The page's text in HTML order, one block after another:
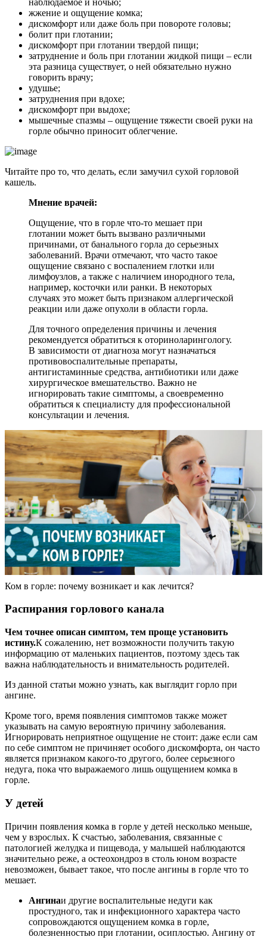
жжение и ощущение комка;
дискомфорт или даже боль при повороте головы;
болит при глотании;
дискомфорт при глотании твердой пищи;
затруднение и боль при глотании жидкой пищи – если
эта разница существует, о ней обязательно нужно
говорить врачу;
удушье;
затруднения при вдохе;
дискомфорт при выдохе;
мышечные спазмы – ощущение тяжести своей руки на
горле обычно приносит облегчение.
Читайте про то, что делать, если замучил сухой горловой
кашель.
Мнение врачей:
Ощущение, что в горле что-то мешает при
глотании может быть вызвано различными
причинами, от банального горла до серьезных
заболеваний. Врачи отмечают, что часто такое
ощущение связано с воспалением глотки или
лимфоузлов, а также с наличием инородного тела,
например, косточки или ранки. В некоторых
случаях это может быть признаком аллергической
реакции или даже опухоли в области горла.
Для точного определения причины и лечения
рекомендуется обратиться к оториноларингологу.
В зависимости от диагноза могут назначаться
противовоспалительные препараты,
антигистаминные средства, антибиотики или даже
хирургическое вмешательство. Важно не
игнорировать такие симптомы, а своевременно
обратиться к специалисту для профессиональной
консультации и лечения.
Ком в горле: почему возникает и как лечится?
Распирания горлового канала
Чем точнее описан симптом, тем проще установить
истину.К сожалению, нет возможности получить такую
информацию от маленьких пациентов, поэтому здесь так
важна наблюдательность и внимательность родителей.
Из данной статьи можно узнать, как выглядит горло при
ангине.
Кроме того, время появления симптомов также может
указывать на самую вероятную причину заболевания.
Игнорировать неприятное ощущение не стоит: даже если сам
по себе симптом не причиняет особого дискомфорта, он часто
является признаком какого-то другого, более серьезного
недуга, пока что выражаемого лишь ощущением комка в
горле.
У детей
Причин появления комка в горле у детей несколько меньше,
чем у взрослых. К счастью, заболевания, связанные с
патологией желудка и пищевода, у малышей наблюдаются
значительно реже, а остеохондроз в столь юном возрасте
невозможен, бывает такое, что после ангины в горле что то
мешает.
Ангинаи другие воспалительные недуги как
простудного, так и инфекционного характера часто
сопровождаются ощущением комка в горле,
болезненностью при глотании, осиплостью. Ангину от